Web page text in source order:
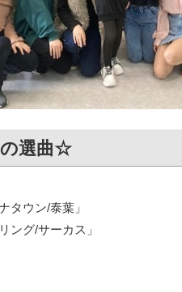
選曲☆
タウン/泰葉」
ング/サーカス」